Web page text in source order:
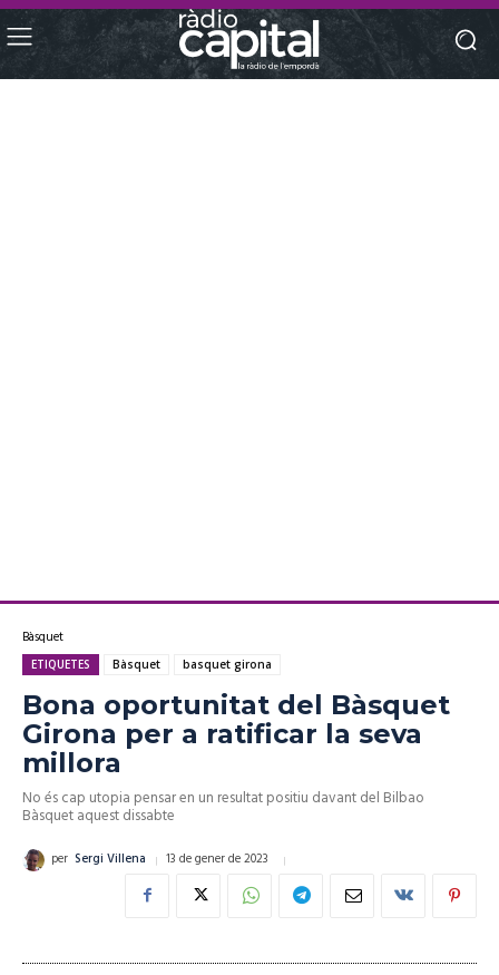
Bàsquet
ETIQUETES Bàsquet basquet girona
Bona oportunitat del Bàsquet
Girona per a ratificar la seva
millora
No és cap utopia pensar en un resultat positiu davant del Bilbao
Bàsquet aquest dissabte
per Sergi Villena 13 de gener de 2023